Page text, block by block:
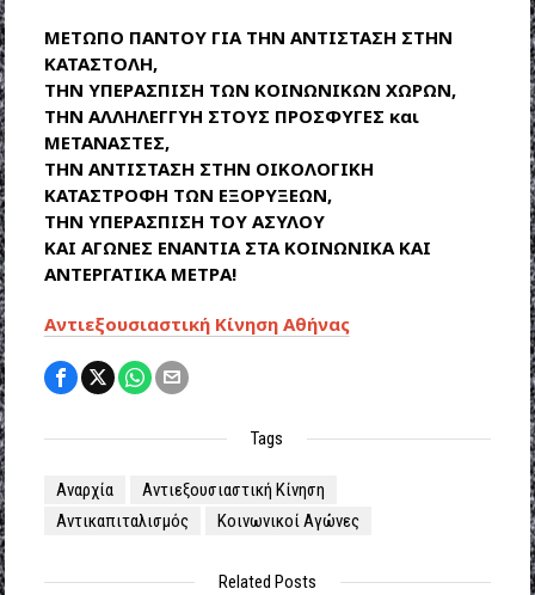
ΜΕΤΩΠΟ ΠΑΝΤΟΥ ΓΙΑ ΤΗΝ ΑΝΤΙΣΤΑΣΗ ΣΤΗΝ
ΚΑΤΑΣΤΟΛΗ,
ΤΗΝ ΥΠΕΡΑΣΠΙΣΗ ΤΩΝ ΚΟΙΝΩΝΙΚΩΝ ΧΩΡΩΝ,
ΤΗΝ ΑΛΛΗΛΕΓΓΥΗ ΣΤΟΥΣ ΠΡΟΣΦΥΓΕΣ και
ΜΕΤΑΝΑΣΤΕΣ,
ΤΗΝ ΑΝΤΙΣΤΑΣΗ ΣΤΗΝ ΟΙΚΟΛΟΓΙΚΗ
ΚΑΤΑΣΤΡΟΦΗ ΤΩΝ ΕΞΟΡΥΞΕΩΝ,
ΤΗΝ ΥΠΕΡΑΣΠΙΣΗ ΤΟΥ ΑΣΥΛΟΥ
ΚΑΙ ΑΓΩΝΕΣ ΕΝΑΝΤΙΑ ΣΤΑ ΚΟΙΝΩΝΙΚΑ ΚΑΙ
ΑΝΤΕΡΓΑΤΙΚΑ ΜΕΤΡΑ!
Αντιεξουσιαστική Κίνηση Αθήνας
Tags
Αναρχία
Αντιεξουσιαστική Κίνηση
Αντικαπιταλισμός
Κοινωνικοί Αγώνες
Related Posts